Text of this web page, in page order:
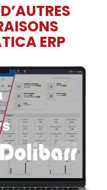
ERP